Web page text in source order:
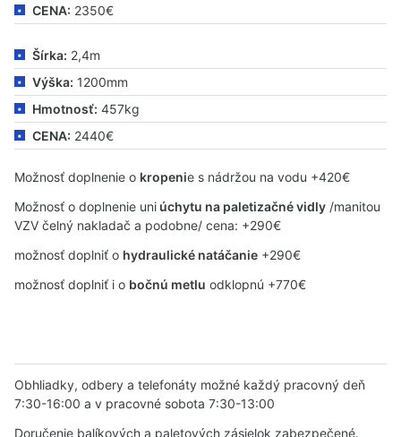
CENA: 2350€
Šírka: 2,4m
Výška: 1200mm
Hmotnosť: 457kg
CENA: 2440€
Možnosť doplnenie o kropenie s nádržou na vodu +420€
Možnosť o doplnenie uni úchytu na paletizačné vidly /manitou
VZV čelný nakladač a podobne/ cena: +290€
možnosť doplniť o hydraulické natáčanie +290€
možnosť doplniť i o bočnú metlu odklopnú +770€
Obhliadky, odbery a telefonáty možné každý pracovný deň
7:30-16:00 a v pracovné sobota 7:30-13:00
Doručenie balíkových a paletových zásielok zabezpečené.